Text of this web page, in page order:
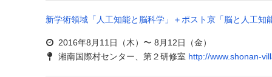
新学術領域「人工知能と脳科学」＋ポスト京「脳と人工
2016年8月11日（木）〜 8月12日（金）
湘南国際村センター、第２研修室 http://www.shonan-